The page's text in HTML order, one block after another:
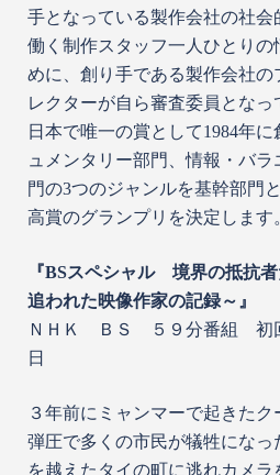
手となっている製作会社の社
働く制作スタッフ一人ひとりの
めに、創り手である製作会社の
レクターが自ら審査委員となっ
日本で唯一の賞として1984年
ュメンタリー部門、情報・バ
門の3つのジャンルを基幹部門
高賞のグランプリを決定します
『BSスペシャル 境界の抵抗
追われた映像作家の記録～』
ＮＨＫ ＢＳ ５９分番組 初回
日
３年前にミャンマーで起きた
弾圧で多くの市民が犠牲にな
を越えたタイの町に逃れカメ